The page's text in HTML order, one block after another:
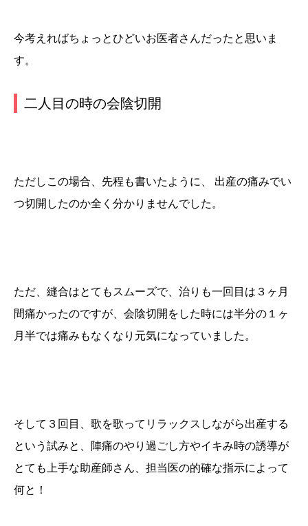
今考えればちょっとひどいお医者さんだったと思いま
す。
二人目の時の会陰切開
ただしこの場合、先程も書いたように、 出産の痛みでい
つ切開したのか全く分かりませんでした。
ただ、縫合はとてもスムーズで、治りも一回目は３ヶ月
間痛かったのですが、会陰切開をした時には半分の１ヶ
月半では痛みもなくなり元気になっていました。
そして３回目、歌を歌ってリラックスしながら出産する
という試みと、陣痛のやり過ごし方やイキみ時の誘導が
とても上手な助産師さん、担当医の的確な指示によって
何と！